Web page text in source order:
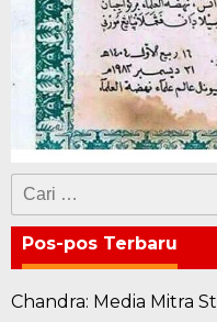
Cari
untuk:
Pos-pos Terbaru
Chandra: Media Mitra